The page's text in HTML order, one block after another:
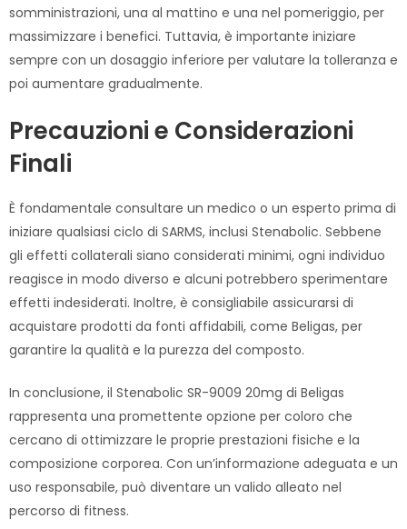
somministrazioni, una al mattino e una nel pomeriggio, per
massimizzare i benefici. Tuttavia, è importante iniziare
sempre con un dosaggio inferiore per valutare la tolleranza e
poi aumentare gradualmente.
Precauzioni e Considerazioni
Finali
È fondamentale consultare un medico o un esperto prima di
iniziare qualsiasi ciclo di SARMS, inclusi Stenabolic. Sebbene
gli effetti collaterali siano considerati minimi, ogni individuo
reagisce in modo diverso e alcuni potrebbero sperimentare
effetti indesiderati. Inoltre, è consigliabile assicurarsi di
acquistare prodotti da fonti affidabili, come Beligas, per
garantire la qualità e la purezza del composto.
In conclusione, il Stenabolic SR-9009 20mg di Beligas
rappresenta una promettente opzione per coloro che
cercano di ottimizzare le proprie prestazioni fisiche e la
composizione corporea. Con un’informazione adeguata e un
uso responsabile, può diventare un valido alleato nel
percorso di fitness.